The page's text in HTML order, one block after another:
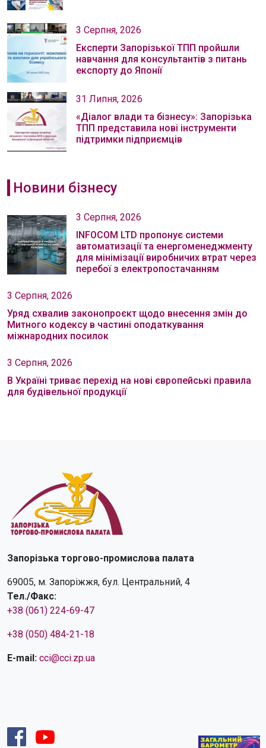
3 Серпня, 2026
Експерти Запорізької ТПП пройшли
навчання для консультантів з питань
експорту до Японії
31 Липня, 2026
«Діалог влади та бізнесу»: Запорізька
ТПП представила нові інструменти
підтримки підприємців
Новини бізнесу
3 Серпня, 2026
INFOCOM LTD пропонує системи
автоматизації та енергоменеджменту
для мінімізації виробничих втрат через
перебої з електропостачанням
3 Серпня, 2026
Уряд схвалив законопроєкт щодо внесення змін до
Митного кодексу в частині оподаткування
міжнародних посилок
3 Серпня, 2026
В Україні триває перехід на нові європейські правила
для будівельної продукції
Запорізька торгово-промислова палата
69005, м. Запоріжжя, бул. Центральний, 4
Тел./Факс:
+38 (061) 224-69-47
+38 (050) 484-21-18
E-mail: cci@cci.zp.ua